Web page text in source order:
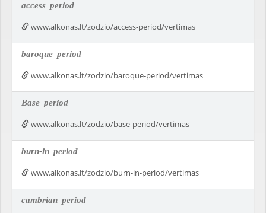
access period
www.alkonas.lt/zodzio/access-period/vertimas
baroque period
www.alkonas.lt/zodzio/baroque-period/vertimas
Base period
www.alkonas.lt/zodzio/base-period/vertimas
burn-in period
www.alkonas.lt/zodzio/burn-in-period/vertimas
cambrian period